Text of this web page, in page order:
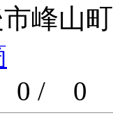
峰山町
0 / 0